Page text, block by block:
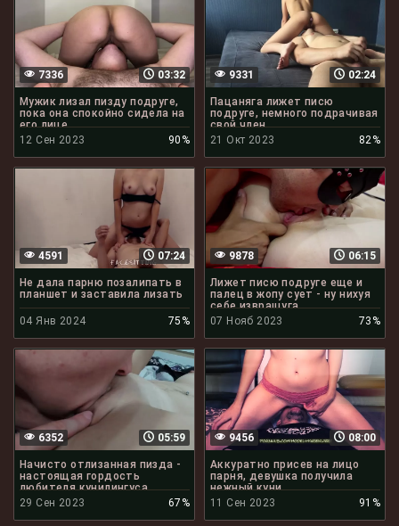
03:32
7336
Мужик лизал пизду подруге,
пока она спокойно сидела на
его лице
12 Сен 2023
90%
02:24
9331
Пацаняга лижет писю
подруге, немного подрачивая
свой член
21 Окт 2023
82%
07:24
4591
Не дала парню позалипать в
планшет и заставила лизать
04 Янв 2024 75%
06:15
9878
Лижет писю подруге еще и
палец в жопу сует - ну нихуя
себе извращуга
07 Нояб 2023
73%
05:59
6352
Начисто отлизанная пизда -
настоящая гордость
любителя кунилингуса
29 Сен 2023
67%
08:00
9456
Аккуратно присев на лицо
парня, девушка получила
нежный куни
11 Сен 2023
91%